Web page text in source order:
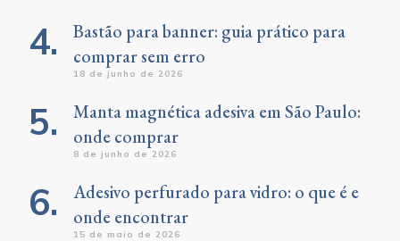
Bastão para banner: guia prático para
comprar sem erro
18 de junho de 2026
Manta magnética adesiva em São Paulo:
onde comprar
8 de junho de 2026
Adesivo perfurado para vidro: o que é e
onde encontrar
15 de maio de 2026